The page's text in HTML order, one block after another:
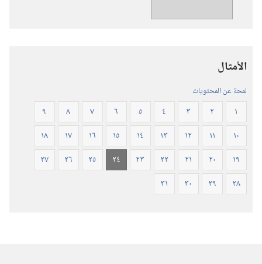
٢٠١٩)‏
الأمثال
لمحة عن المحتويات
١ ٢ ٣ ٤ ٥ ٦ ٧ ٨
٩
١٠
١١ ١٢ ١٣ ١٤ ١٥ ١٦ ١٧
١٨
١٩
٢٠ ٢١ ٢٢ ٢٣ ٢٤ ٢٥ ٢٦
٢٧
٢٨
٢٩ ٣٠ ٣١